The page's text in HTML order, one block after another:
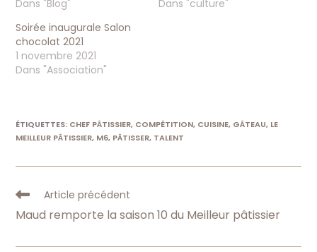
Dans "Blog"
Dans "culture"
Soirée inaugurale Salon
chocolat 2021
1 novembre 2021
Dans "Association"
ÉTIQUETTES: CHEF PÂTISSIER, COMPÉTITION, CUISINE, GÂTEAU, LE
MEILLEUR PÂTISSIER, M6, PÂTISSER, TALENT
Read
articles
Article précédent
Maud remporte la saison 10 du Meilleur pâtissier